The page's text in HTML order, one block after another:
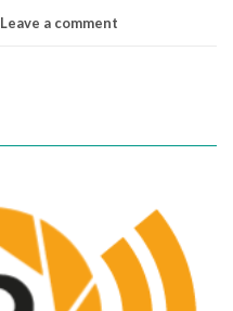
Leave a comment